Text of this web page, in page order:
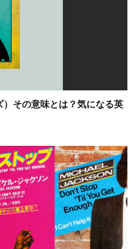
その意味とは？気になる英